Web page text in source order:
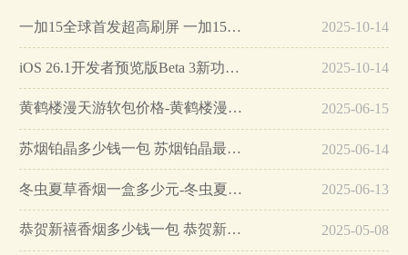
一加15全球首发超高刷屏 一加15参数详细配置… 2025-10-14
iOS 26.1开发者预览版Beta 3新功能详解… 2025-10-14
黄鹤楼漫天游软包价格-黄鹤楼漫天游软包多少钱一盒… 2025-06-15
苏烟铂晶多少钱一包 苏烟铂晶最新价格… 2025-06-14
冬虫夏草香烟一盒多少元-冬虫夏草香烟一盒多少元2025最新价格… 2025-06-13
恭贺新禧香烟多少钱一包 恭贺新禧香烟价格表和图片… 2025-05-08